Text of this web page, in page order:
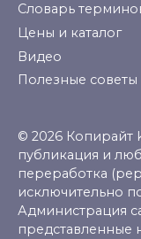
Словарь
Цены и каталог
Видео
Полезные советы
© 2026 Копирайт
публикация и
переработка
исключительно
Администрация
представленные